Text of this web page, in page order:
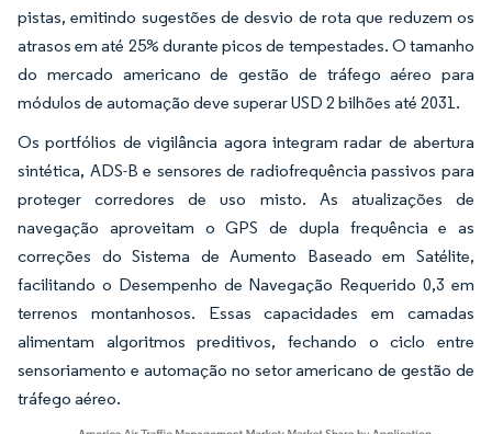
pistas, emitindo sugestões de desvio de rota que reduzem os
atrasos em até 25% durante picos de tempestades. O tamanho
do mercado americano de gestão de tráfego aéreo para
módulos de automação deve superar USD 2 bilhões até 2031.
Os portfólios de vigilância agora integram radar de abertura
sintética, ADS-B e sensores de radiofrequência passivos para
proteger corredores de uso misto. As atualizações de
navegação aproveitam o GPS de dupla frequência e as
correções do Sistema de Aumento Baseado em Satélite,
facilitando o Desempenho de Navegação Requerido 0,3 em
terrenos montanhosos. Essas capacidades em camadas
alimentam algoritmos preditivos, fechando o ciclo entre
sensoriamento e automação no setor americano de gestão de
tráfego aéreo.